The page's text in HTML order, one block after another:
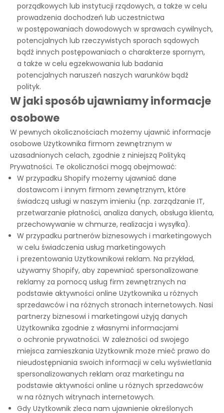
porządkowych lub instytucji rządowych, a także w celu
prowadzenia dochodzeń lub uczestnictwa
w postępowaniach dowodowych w sprawach cywilnych,
potencjalnych lub rzeczywistych sporach sądowych
bądź innych postępowaniach o charakterze spornym,
a także w celu egzekwowania lub badania
potencjalnych naruszeń naszych warunków bądź
polityk.
W jaki sposób ujawniamy informacje
osobowe
W pewnych okolicznościach możemy ujawnić informacje
osobowe Użytkownika firmom zewnętrznym w
uzasadnionych celach, zgodnie z niniejszą Polityką
Prywatności. Te okoliczności mogą obejmować:
W przypadku Shopify możemy ujawniać dane
dostawcom i innym firmom zewnętrznym, które
świadczą usługi w naszym imieniu (np. zarządzanie IT,
przetwarzanie płatności, analiza danych, obsługa klienta,
przechowywanie w chmurze, realizacja i wysyłka).
W przypadku partnerów biznesowych i marketingowych
w celu świadczenia usług marketingowych
i prezentowania Użytkownikowi reklam. Na przykład,
używamy Shopify, aby zapewniać spersonalizowane
reklamy za pomocą usług firm zewnętrznych na
podstawie aktywności online Użytkownika u różnych
sprzedawców i na różnych stronach internetowych. Nasi
partnerzy biznesowi i marketingowi użyją danych
Użytkownika zgodnie z własnymi informacjami
o ochronie prywatności. W zależności od swojego
miejsca zamieszkania Użytkownik może mieć prawo do
nieudostępniania swoich informacji w celu wyświetlania
spersonalizowanych reklam oraz marketingu na
podstawie aktywności online u różnych sprzedawców
w na różnych witrynach internetowych.
Gdy Użytkownik zleca nam ujawnienie określonych